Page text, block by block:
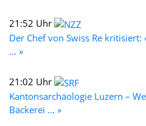
21:52 Uhr
Der Chef von Swiss Re
... »
21:02 Uhr
Kantonsarchäologie Luzern –
Bäckerei ... »